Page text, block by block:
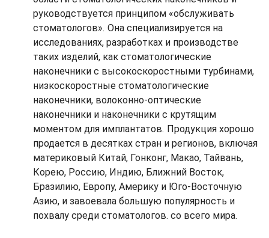
руководствуется принципом «обслуживать
стоматологов». Она специализируется на
исследованиях, разработках и производстве
таких изделий, как стоматологические
наконечники с высокоскоростными турбинами,
низкоскоростные стоматологические
наконечники, волоконно-оптические
наконечники и наконечники с крутящим
моментом для имплантатов. Продукция хорошо
продается в десятках стран и регионов, включая
материковый Китай, Гонконг, Макао, Тайвань,
Корею, Россию, Индию, Ближний Восток,
Бразилию, Европу, Америку и Юго-Восточную
Азию, и завоевала большую популярность и
похвалу среди стоматологов. со всего мира.